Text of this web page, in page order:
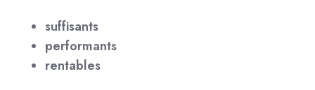
suffisants
performants
rentables